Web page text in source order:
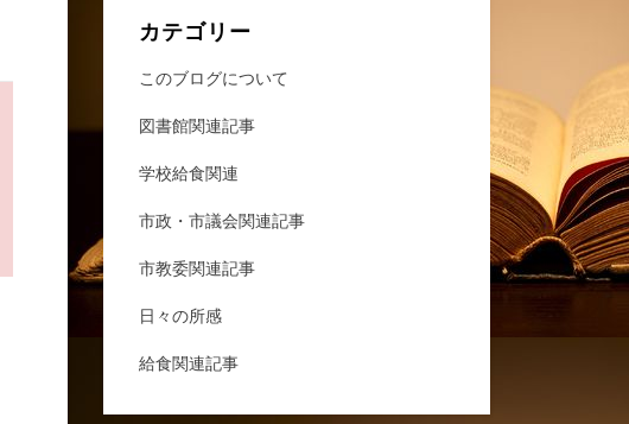
カテゴリー
このブログについて
図書館関連記事
学校給食関連
市政・市議会関連記事
市教委関連記事
日々の所感
給食関連記事